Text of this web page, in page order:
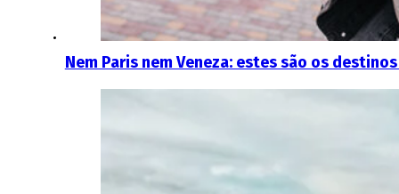
Nem Paris nem Veneza: estes são os